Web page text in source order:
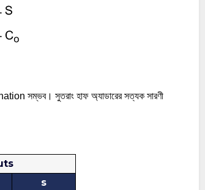
সম্ভব। সুতরাং হাফ অ্যাডারের সত্যক সারণী
s